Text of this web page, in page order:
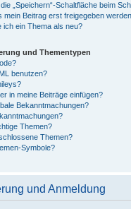
„Speichern“-Schaltfläche beim
mein Beitrag erst freigegeben
ich ein Thema als neu?
und Thementypen
benutzen?
in meine Beiträge einfügen?
Bekanntmachungen?
Themen?
Themen?
Symbole?
und Anmeldung